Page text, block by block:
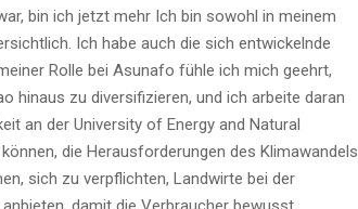
bin ich jetzt mehr Ich bin sowohl in meinem
Ich habe auch die sich entwickelnde
Rolle bei Asunafo fühle ich mich geehrt,
hinaus zu diversifizieren, und ich arbeite daran
an der University of Energy and Natural
die Herausforderungen des Klimawandels
sich zu verpflichten, Landwirte bei der